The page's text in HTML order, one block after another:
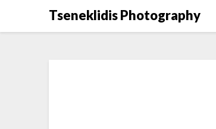
Tseneklidis Photography